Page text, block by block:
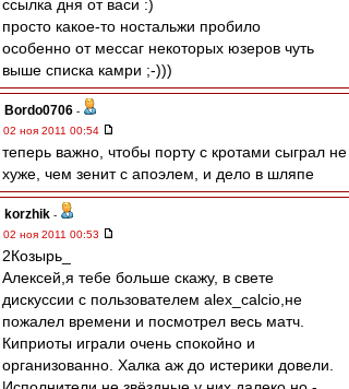
ссылка дня от васи :)
просто какое-то ностальжи пробило
особенно от мессаг некоторых юзеров чуть
выше списка камри ;-)))
Bordo0706 -
02 ноя 2011 00:54
теперь важно, чтобы порту с кротами сыграл не
хуже, чем зенит с апоэлем, и дело в шляпе
korzhik -
02 ноя 2011 00:53
2Козырь_
Алексей,я тебе больше скажу, в свете
дискуссии с пользователем alex_calcio,не
пожалел времени и посмотрел весь матч.
Киприоты играли очень спокойно и
организованно. Халка аж до истерики довели.